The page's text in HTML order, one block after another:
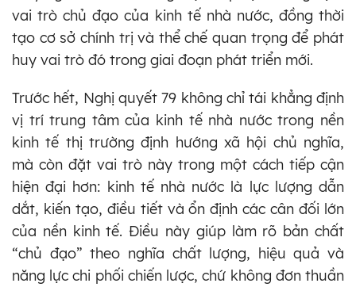
vai trò chủ đạo của kinh tế nhà nước, đồng thời
tạo cơ sở chính trị và thể chế quan trọng để phát
huy vai trò đó trong giai đoạn phát triển mới.
Trước hết, Nghị quyết 79 không chỉ tái khẳng định
vị trí trung tâm của kinh tế nhà nước trong nền
kinh tế thị trường định hướng xã hội chủ nghĩa,
mà còn đặt vai trò này trong một cách tiếp cận
hiện đại hơn: kinh tế nhà nước là lực lượng dẫn
dắt, kiến tạo, điều tiết và ổn định các cân đối lớn
của nền kinh tế. Điều này giúp làm rõ bản chất
“chủ đạo” theo nghĩa chất lượng, hiệu quả và
năng lực chi phối chiến lược, chứ không đơn thuần